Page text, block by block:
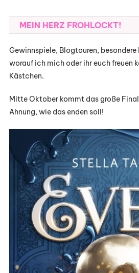
MEIN HERZ FROHLOCKT!
Gewinnspiele, Blogtouren, besondere
worauf ich mich oder ihr euch freuen
Kästchen.
Mitte Oktober kommt das große
Ahnung, wie das enden soll!